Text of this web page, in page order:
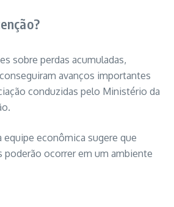
sobre perdas acumuladas,
avanços importantes
conduzidas pelo Ministério da
equipe econômica sugere que
poderão ocorrer em um ambiente